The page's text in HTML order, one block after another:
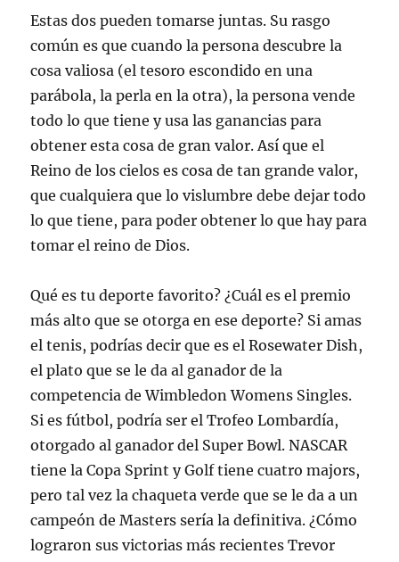
Estas dos pueden tomarse juntas. Su rasgo
común es que cuando la persona descubre la
cosa valiosa (el tesoro escondido en una
parábola, la perla en la otra), la persona vende
todo lo que tiene y usa las ganancias para
obtener esta cosa de gran valor. Así que el
Reino de los cielos es cosa de tan grande valor,
que cualquiera que lo vislumbre debe dejar todo
lo que tiene, para poder obtener lo que hay para
tomar el reino de Dios.
Qué es tu deporte favorito? ¿Cuál es el premio
más alto que se otorga en ese deporte? Si amas
el tenis, podrías decir que es el Rosewater Dish,
el plato que se le da al ganador de la
competencia de Wimbledon Womens Singles.
Si es fútbol, podría ser el Trofeo Lombardía,
otorgado al ganador del Super Bowl. NASCAR
tiene la Copa Sprint y Golf tiene cuatro majors,
pero tal vez la chaqueta verde que se le da a un
campeón de Masters sería la definitiva. ¿Cómo
lograron sus victorias más recientes Trevor